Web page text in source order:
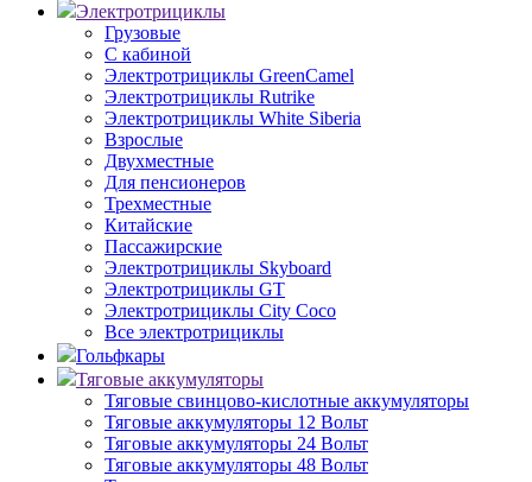
Электротрициклы
Грузовые
С кабиной
Электротрициклы GreenCamel
Электротрициклы Rutrike
Электротрициклы White Siberia
Взрослые
Двухместные
Для пенсионеров
Трехместные
Китайские
Пассажирские
Электротрициклы Skyboard
Электротрициклы GT
Электротрициклы City Coco
Все электротрициклы
Гольфкары
Тяговые аккумуляторы
Тяговые свинцово-кислотные аккумуляторы
Тяговые аккумуляторы 12 Вольт
Тяговые аккумуляторы 24 Вольт
Тяговые аккумуляторы 48 Вольт